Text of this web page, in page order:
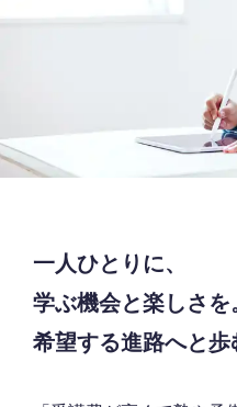
一人ひとりに、
学ぶ機会と楽しさを
希望する進路へと歩